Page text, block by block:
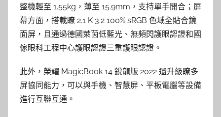
整機輕至 1.55kg，薄至 15.9mm，支持單手開合；屏
幕方面，搭載瞭 2.1 K 3:2 100% sRGB 色域全貼合鏡
面屏，且通過德國萊茵低藍光、無頻閃護眼認證和國
傢眼科工程中心護眼認證三重護眼認證。
此外，榮耀 MagicBook 14 銳龍版 2022 還升級瞭多
屏協同能力，可以與手機、智慧屏、平板電腦等設備
進行互聯互通。